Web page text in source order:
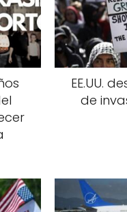
EE.UU.
de